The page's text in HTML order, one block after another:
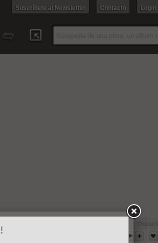
Login
Contacto
Suscríbete al Newsletter